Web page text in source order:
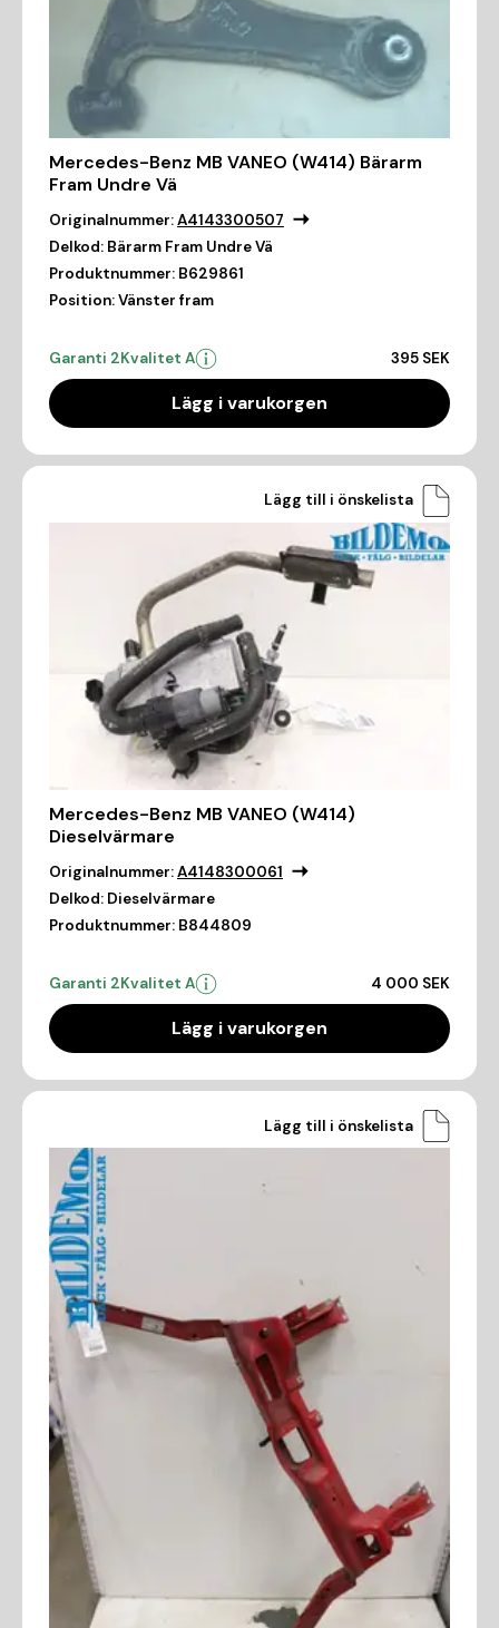
Mercedes-Benz MB VANEO (W414) Bärarm
Fram Undre Vä
Originalnummer:A4143300507
Delkod: Bärarm Fram Undre Vä
Produktnummer: B629861
Position:Vänster fram
Garanti 2Kvalitet A 395 SEK
Lägg i varukorgen
Lägg till i önskelista
Mercedes-Benz MB VANEO (W414)
Dieselvärmare
Originalnummer:A4148300061
Delkod: Dieselvärmare
Produktnummer: B844809
Garanti 2Kvalitet A 4 000 SEK
Lägg i varukorgen
Lägg till i önskelista